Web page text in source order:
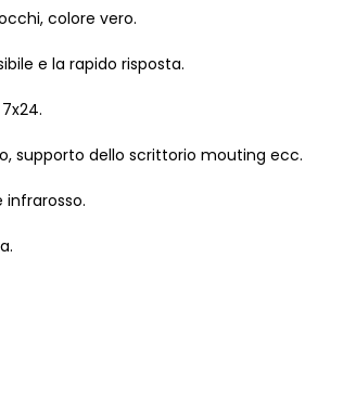
colore vero.
e la rapido risposta.
supporto dello scrittorio mouting ecc.